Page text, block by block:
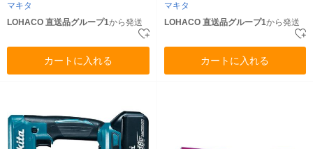
マキタ
LOHACO 直送品グループ1から発送
カートに入れる
マキタ
LOHACO 直送品グループ1から発送
カートに入れる